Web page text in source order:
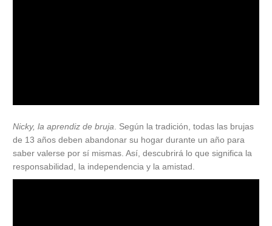
Nicky, la aprendiz de bruja. Según la tradición, todas las brujas
de 13 años deben abandonar su hogar durante un año para
saber valerse por sí mismas. Así, descubrirá lo que significa la
responsabilidad, la independencia y la amistad.